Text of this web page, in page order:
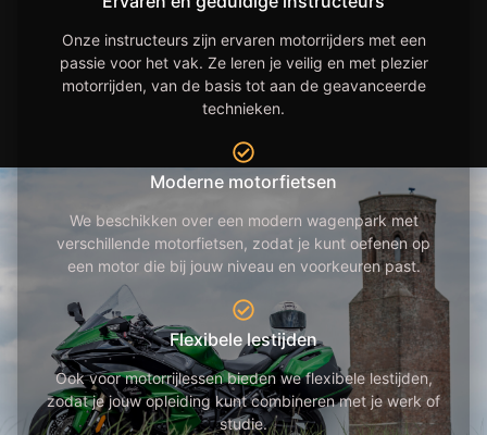
Onze instructeurs zijn ervaren motorrijders met een
passie voor het vak. Ze leren je veilig en met plezier
motorrijden, van de basis tot aan de geavanceerde
technieken.
Moderne motorfietsen
We beschikken over een modern wagenpark met
verschillende motorfietsen, zodat je kunt oefenen op
een motor die bij jouw niveau en voorkeuren past.
Flexibele lestijden
Ook voor motorrijlessen bieden we flexibele lestijden,
zodat je jouw opleiding kunt combineren met je werk of
studie.